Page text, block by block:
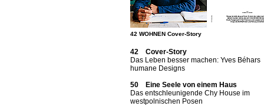
42 WOHNEN Cover-Story
42 Cover-Story
Das Leben besser machen: Yves Béhars
humane Designs
50 Eine Seele von einem Haus
Das entschleunigende Chy House im
westpolnischen Posen